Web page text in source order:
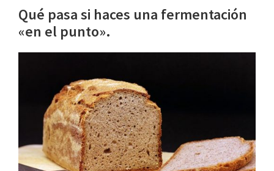
Qué pasa si haces una fermentación
«en el punto».